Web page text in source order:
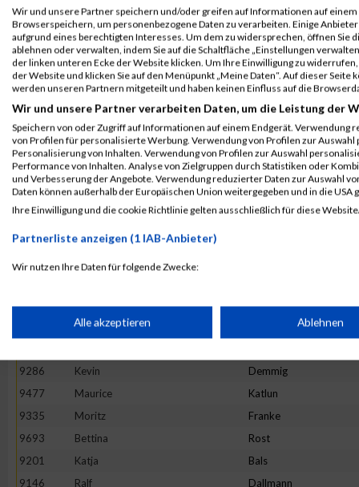
9244
Pia Borowski
9748
Patrick Schüssler
9196
Fabian Asseth
9688
André Ropat
9847
Janine Wendel
9354
Simone Gerling
9814
Peter Ulinski
9402
Simon Hanft
9582
Philip Maurer
9150
Sandra Jenning
9569
Anke
9517
Marcel Krenzel
Anika
9286
Kevin Demmig
9477
Maurice Katlun
9335
Moritz Franke
9693
Bettina Rost
9201
Katja Bals
9146
Ralf Dallmann
Wir und unsere Partner speichern und/oder greifen auf Informationen auf einem
Browserspeichern, um personenbezogene Daten zu verarbeiten. Einige
aufgrund eines berechtigten Interesses. Um dem zu widersprechen, öffnen Sie
ablehnen oder verwalten, indem Sie auf die Schaltfläche „Einstellungen
der linken unteren Ecke der Website klicken. Um Ihre Einwilligung zu
der Website und klicken Sie auf den Menüpunkt „Meine Daten“. Auf dieser
werden unseren Partnern mitgeteilt und haben keinen Einfluss auf die
Wir und unsere Partner verarbeiten Daten, um die Leistung der
Speichern von oder Zugriff auf Informationen auf einem Endgerät. Verwendung
von Profilen für personalisierte Werbung. Verwendung von Profilen zur
Personalisierung von Inhalten. Verwendung von Profilen zur Auswahl
Performance von Inhalten. Analyse von Zielgruppen durch Statistiken oder
und Verbesserung der Angebote. Verwendung reduzierter Daten zur Auswahl
Daten können außerhalb der Europäischen Union weitergegeben und in die USA
Ihre Einwilligung und die cookie Richtlinie gelten ausschließlich für diese
Partnerliste anzeigen (1 IAB-Anbieter)
Wir nutzen Ihre Daten für folgende Zwecke:
Speichern von oder Zugriff auf Informationen auf einem
Verwendung reduzierter Daten zur Auswahl von Werbeanzeigen
Erstellung von Profilen für personalisierte Werbung
Verwendung von Profilen zur Auswahl personalisierter Werbung
Alle akzeptieren Ablehnen